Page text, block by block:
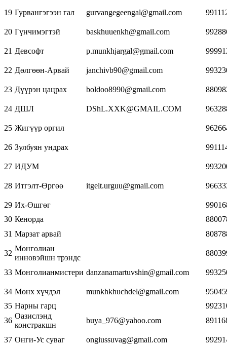
19 Гурвангэгээн гал gurvangegeengal@gmail.com
20 Гүнчимэгтэй baskhuuenkh@gmail.com
21 Девсофт p.munkhjargal@gmail.com
22 Дөлгөөн-Арвай janchivb90@gmail.com
23 Дүүрэн цацрах boldoo8990@gmail.com
24 ДШЛ DShL.XXK@GMAIL.COM
25 Жигүүр оргил
26 Зулбуян ундрах
27 ИДУМ
28 Итгэлт-Өргөө itgelt.urguu@gmail.com
29 Их-Өшгөг
30 Кенорда
31 Марзат арвай
32
Монголиан
инновэйшн трэндс
33 Монголианмистери danzanamartuvshin@gmail.com
34 Мөнх хүчдэл munkhkhuchdel@gmail.com
35 Нарны гарц
36
Оазислэнд
констракшн
buya_976@yahoo.com
37 Онги-Ус суваг ongiussuvag@gmail.com